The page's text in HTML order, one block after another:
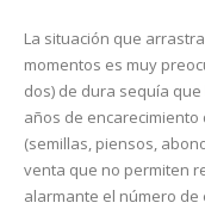
La situación que
momentos es muy
dos) de dura sequía
años de
(semillas, piensos,
venta que no permiten
alarmante el número